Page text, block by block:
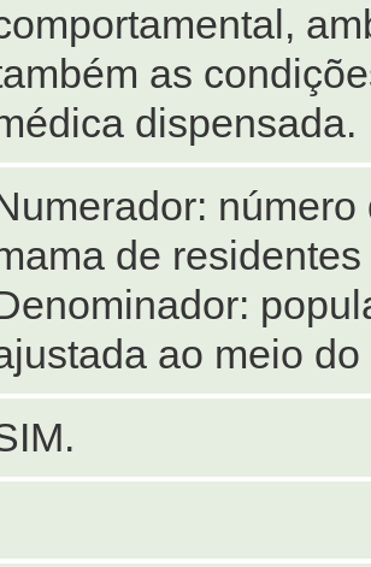
as
dispensada.
de
ao meio